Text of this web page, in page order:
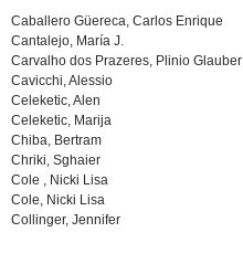
Caballero Güereca, Carlos Enrique
Cantalejo, María J.
Carvalho dos Prazeres, Plinio Glauber
Cavicchi, Alessio
Celeketic, Alen
Celeketic, Marija
Chiba, Bertram
Chriki, Sghaier
Cole , Nicki Lisa
Cole, Nicki Lisa
Collinger, Jennifer